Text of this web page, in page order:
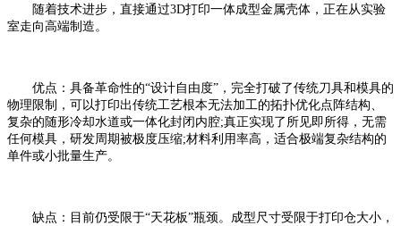
随着技术进步，直接通过3D打印一体成型金属壳体，正在从实验
室走向高端制造。
优点：具备革命性的“设计自由度”，完全打破了传统刀具和模具的
物理限制，可以打印出传统工艺根本无法加工的拓扑优化点阵结构、
复杂的随形冷却水道或一体化封闭内腔;真正实现了所见即所得，无需
任何模具，研发周期被极度压缩;材料利用率高，适合极端复杂结构的
单件或小批量生产。
缺点：目前仍受限于“天花板”瓶颈。成型尺寸受限于打印仓大小，